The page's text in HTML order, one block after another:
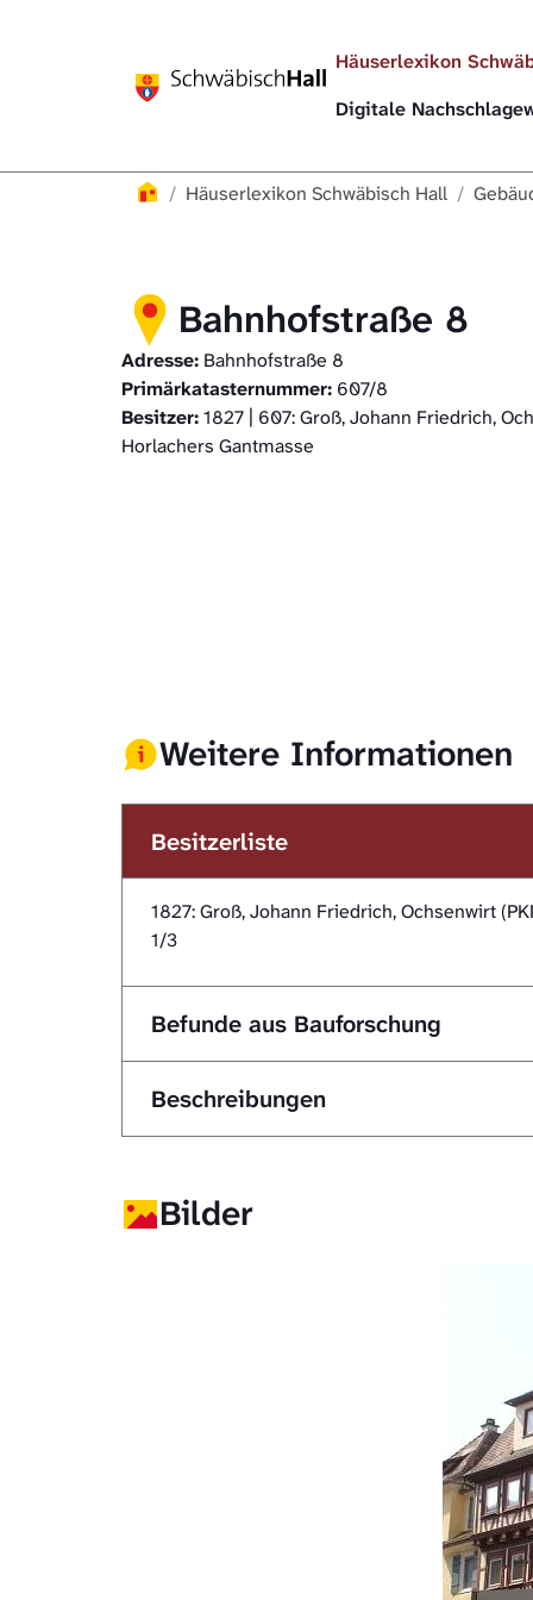
Häuserlexikon
Digitale
Häuserlexikon
Häuserlexikon Schwäbisch Hall
Bahnhofstraße 8
Adresse: Bahnhofstraße 8
Primärkatasternummer: 607/8
Besitzer:1827 | 607: Groß, Johann Friedrich,
Horlachers Gantmasse
Weitere Informationen
Besitzerliste
1827: Groß, Johann Friedrich, Ochsenwirt
1/3
Befunde aus Bauforschung
Beschreibungen
Bilder